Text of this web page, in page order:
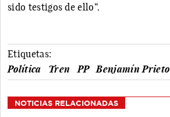
sido testigos de ello”.
Etiquetas:
Política
Tren PP Benjamín Prieto
NOTICIAS RELACIONADAS